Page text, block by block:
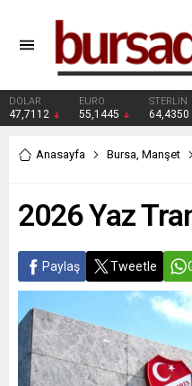
DOLAR
47,7112
EURO
55,1445
STERLİN
64,4350
Anasayfa Bursa, Manşet
2026 Yaz
Paylaş Tweetle